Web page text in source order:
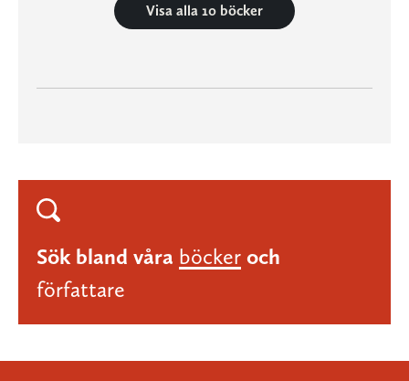
Visa alla 10 böcker
Sök bland våra böcker och
författare